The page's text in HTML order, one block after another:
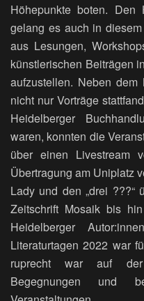
Höhepunkte boten. Den
gelang es auch in
aus Lesungen,
künstlerischen Beiträgen
aufzustellen. Neben
nicht nur Vorträge
Heidelberger
waren, konnten die
über einen Livestream
Übertragung am Uniplatz
Lady und den „drei ???“
Zeitschrift Mosaik bis
Heidelberger
Literaturtagen 2022 war
ruprecht war auf
Begegnungen und